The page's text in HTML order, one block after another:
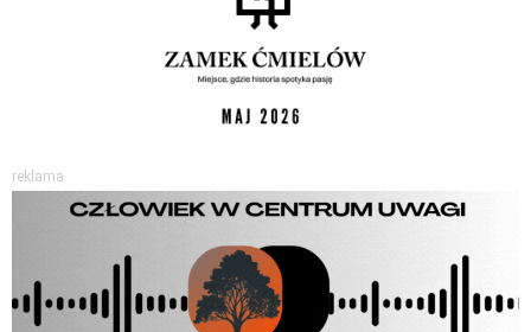
reklama